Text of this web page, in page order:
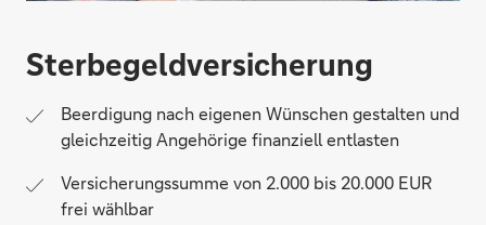
Sterbegeld­versicherung
Beerdigung nach eigenen Wünschen gestalten und
gleichzeitig Angehörige finanziell entlasten
Versicherungssumme von 2.000 bis 20.000 EUR
frei wählbar